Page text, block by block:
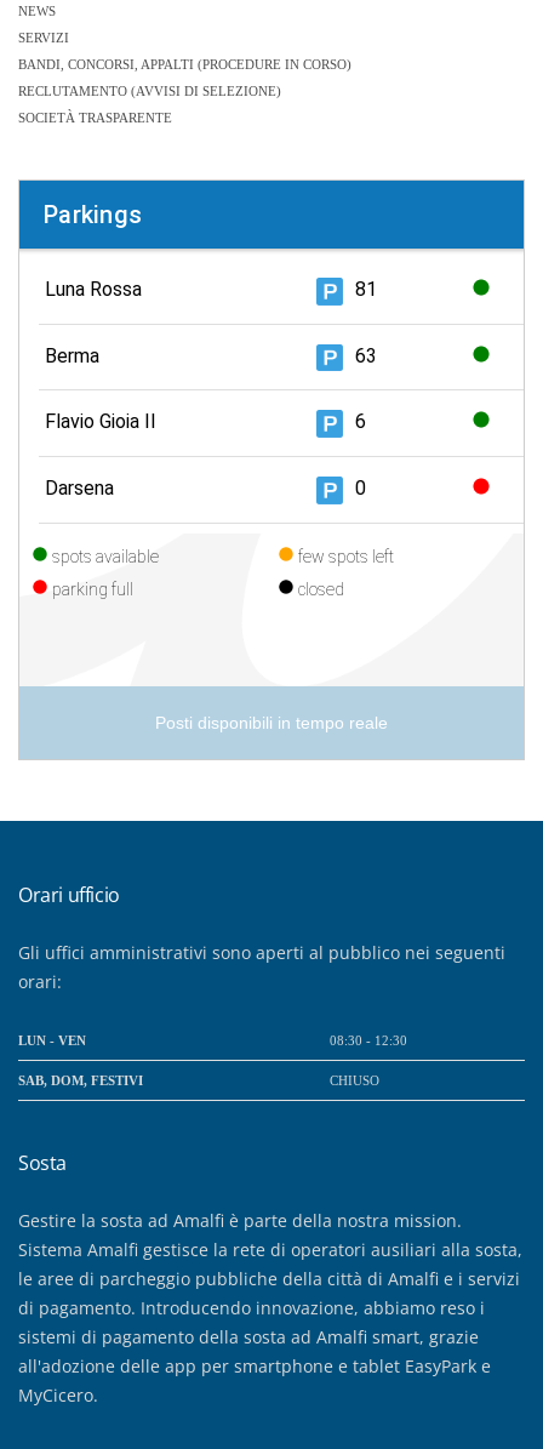
NEWS
SERVIZI
BANDI, CONCORSI, APPALTI (PROCEDURE IN CORSO)
RECLUTAMENTO (AVVISI DI SELEZIONE)
SOCIETÀ TRASPARENTE
Posti disponibili in tempo reale
Orari ufficio
Gli uffici amministrativi sono aperti al pubblico nei seguenti
orari:
LUN - VEN 08:30 - 12:30
SAB, DOM, FESTIVI CHIUSO
Sosta
Gestire la sosta ad Amalfi è parte della nostra mission.
Sistema Amalfi gestisce la rete di operatori ausiliari alla sosta,
le aree di parcheggio pubbliche della città di Amalfi e i servizi
di pagamento. Introducendo innovazione, abbiamo reso i
sistemi di pagamento della sosta ad Amalfi smart, grazie
all'adozione delle app per smartphone e tablet EasyPark e
MyCicero.